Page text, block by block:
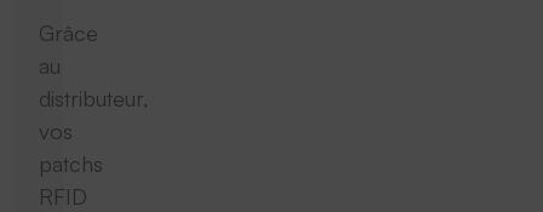
Grâce
au
distributeur,
vos
patchs
RFID